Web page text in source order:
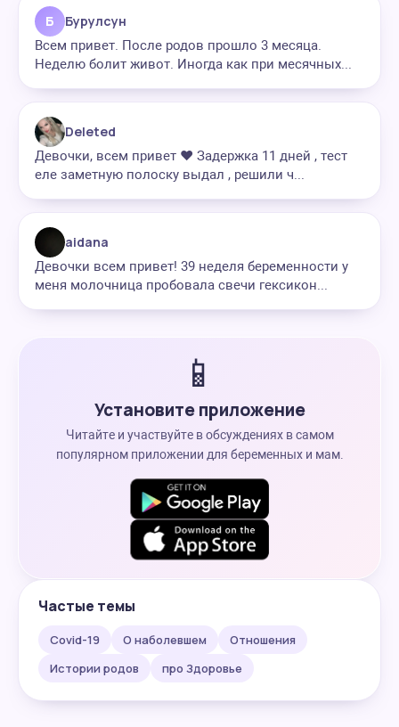
Б Бурулсун
Всем привет. После родов прошло 3 месяца.
Неделю болит живот. Иногда как при месячных...
Deleted
Девочки, всем привет ❤️ Задержка 11 дней , тест
еле заметную полоску выдал , решили ч...
aidana
Девочки всем привет! 39 неделя беременности у
меня молочница пробовала свечи гексикон...
📱
Установите приложение
Читайте и участвуйте в обсуждениях в самом
популярном приложении для беременных и мам.
Частые темы
Covid-19 О наболевшем
Отношения
Истории родов
про Здоровье